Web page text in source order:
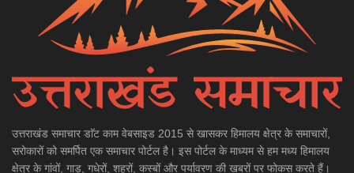
उत्तराखंड समाचार डाॅट काम वेबसाइड 2015 से खासकर हिमालय क्षेत्र के समाचारों,
सरोकारों को समर्पित एक समाचार पोर्टल है। इस पोर्टल के माध्यम से हम मध्य हिमालय
क्षेत्र के गांवों, गाड़, गधेरों, शहरों, कस्बों और पर्यावरण की खबरों पर फोकस करते हैं।